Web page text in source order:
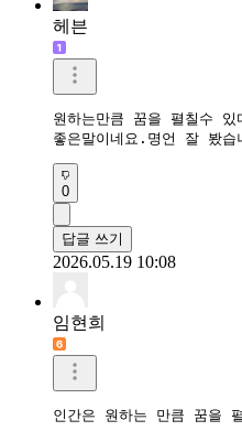
헤븐
원하는만큼 꿈을 펼칠수 있
좋은말이네요.명언 잘 봤습
0
답글 쓰기
2026.05.19 10:08
임현희
인간은 원하는 만큼 꿈을